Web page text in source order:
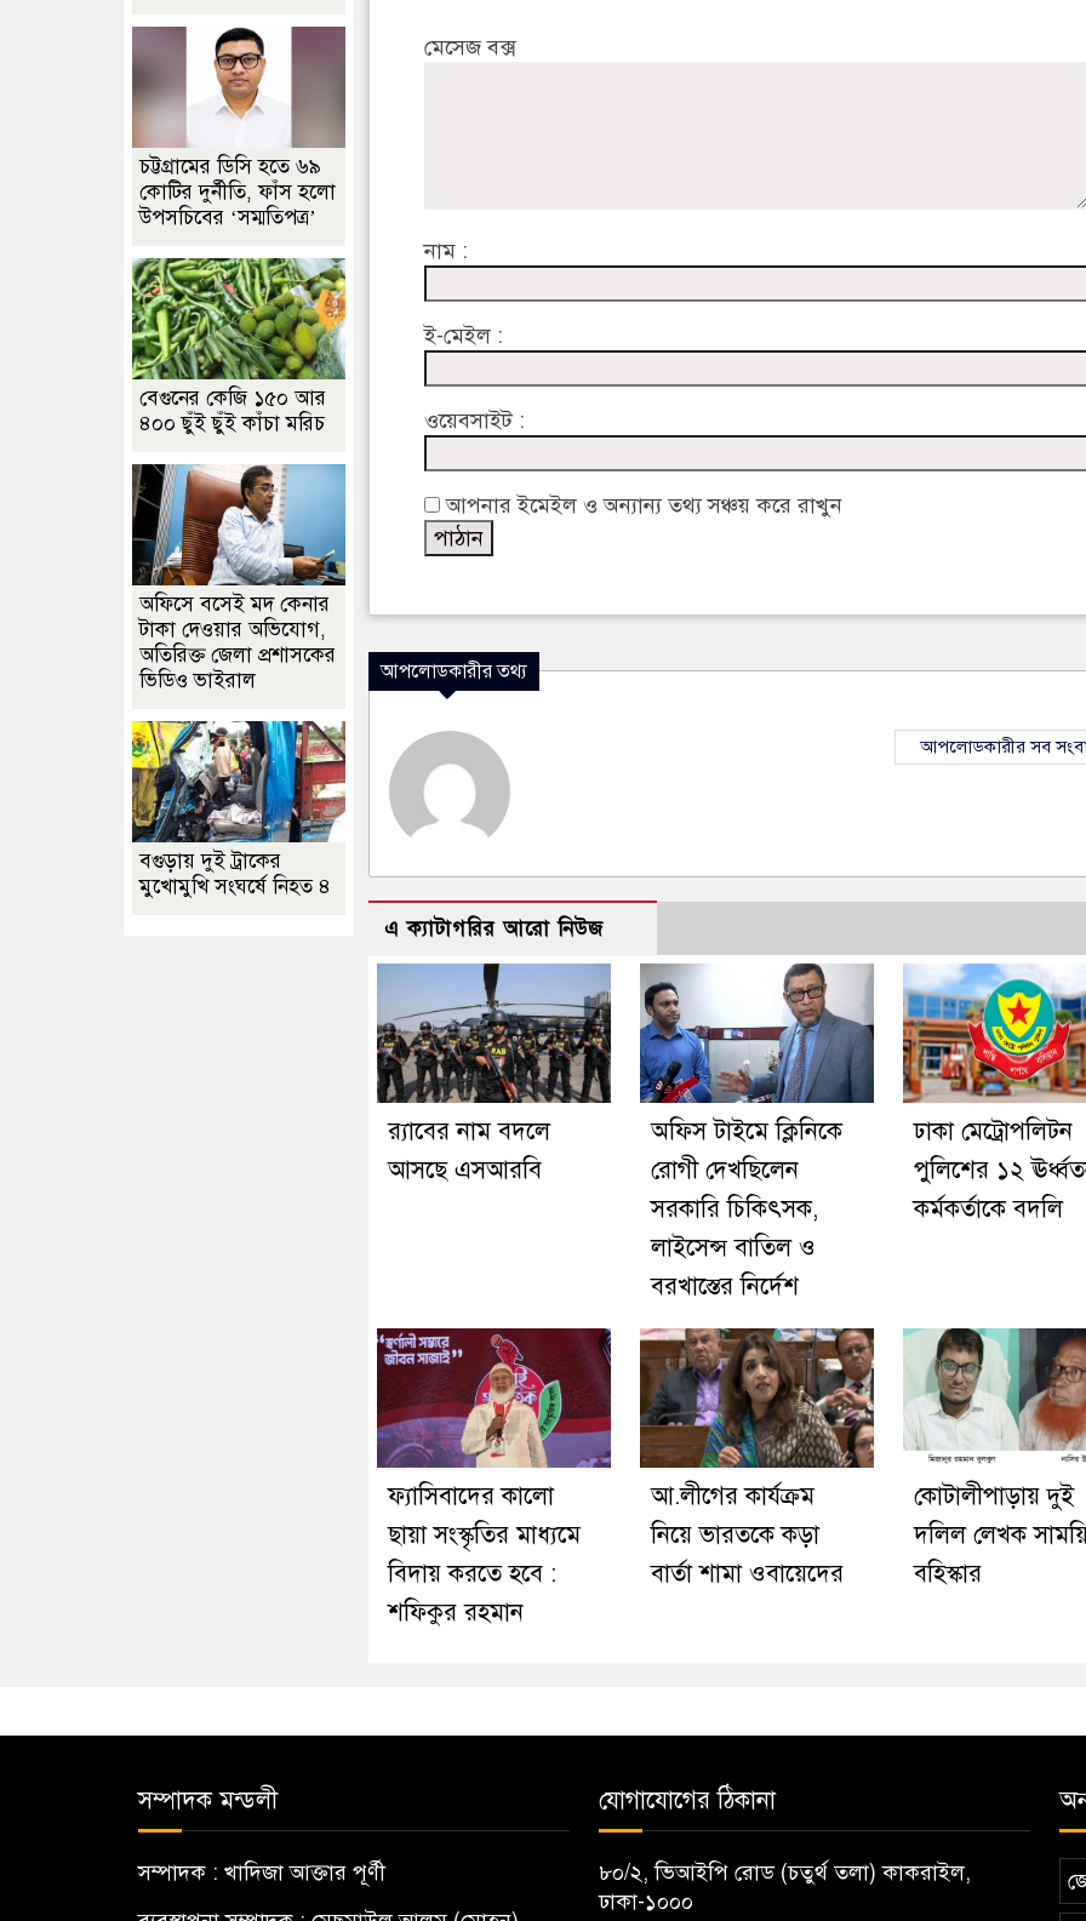
মেসেজ বক্স
নাম :
ই-মেইল :
ওয়েবসাইট :
আপনার ইমেইল ও অন্যান্য তথ্য সঞ্চয় করে রাখুন
আপলোডকারীর তথ্য
আপলোডকারীর সব
এ ক্যাটাগরির আরো নিউজ
র‍্যাবের নাম বদলে
আসছে এসআরবি
অফিস টাইমে ক্লিনিকে
রোগী দেখছিলেন
সরকারি চিকিৎসক,
লাইসেন্স বাতিল ও
বরখাস্তের নির্দেশ
ঢাকা মেট্রোপলিটন
পুলিশের ১২
কর্মকর্তাকে বদলি
ফ্যাসিবাদের কালো
ছায়া সংস্কৃতির মাধ্যমে
বিদায় করতে হবে :
শফিকুর রহমান
আ.লীগের কার্যক্রম
নিয়ে ভারতকে কড়া
বার্তা শামা ওবায়েদের
কোটালীপাড়ায় দুই
দলিল লেখক
বহিস্কার
চট্টগ্রামের ডিসি হতে ৬৯
কোটির দুর্নীতি, ফাঁস হলো
উপসচিবের ‘সম্মতিপত্র’
বেগুনের কেজি ১৫০ আর
৪০০ ছুঁই ছুঁই কাঁচা মরিচ
অফিসে বসেই মদ কেনার
টাকা দেওয়ার অভিযোগ,
অতিরিক্ত জেলা প্রশাসকের
ভিডিও ভাইরাল
বগুড়ায় দুই ট্রাকের
মুখোমুখি সংঘর্ষে নিহত ৪
সম্পাদক মন্ডলী
সম্পাদক : খাদিজা আক্তার পূর্ণী
যোগাযোগের ঠিকানা
৮০/২, ভিআইপি রোড (চতুর্থ তলা) কাকরাইল,
ঢাকা-১০০০